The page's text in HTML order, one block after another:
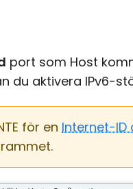
port som Host
du aktivera IPv6-
för en Internet-ID